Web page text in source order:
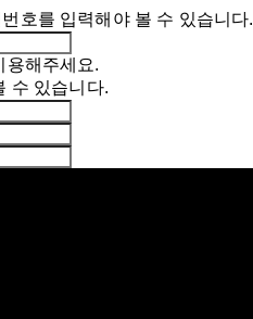
호를 입력해야 볼 수 있습니다.
용해주세요.
수 있습니다.